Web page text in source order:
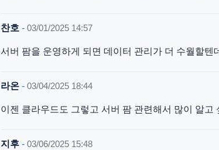
찬호 - 03/01/2025 14:57
서버 팜을 운영하게 되면 데이터 관리가 더 수월할텐
라온- 03/04/2025 18:44
이젠 클라우드도 그렇고 서버 팜 관련해서 많이 알고
지후- 03/06/2025 15:48